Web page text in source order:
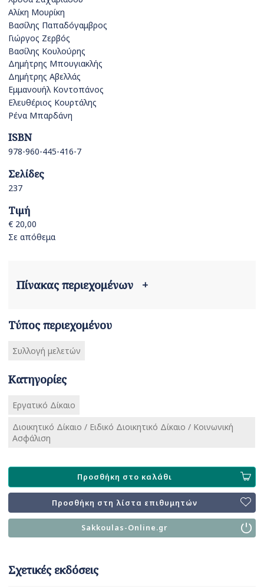
Αλίκη Μουρίκη
Βασίλης Παπαδόγαμβρος
Γιώργος Ζερβός
Βασίλης Κουλούρης
Δημήτρης Μπουγιακλής
Δημήτρης Αβελλάς
Εμμανουήλ Κοντοπάνος
Ελευθέριος Κουρτάλης
Ρένα Μπαρδάνη
ISBN
978-960-445-416-7
Σελίδες
237
Τιμή
€ 20,00
Σε απόθεμα
Πίνακας περιεχομένων +
Τύπος περιεχομένου
Συλλογή μελετών
Κατηγορίες
Εργατικό Δίκαιο
Διοικητικό Δίκαιο / Ειδικό Διοικητικό Δίκαιο / Κοινωνική
Ασφάλιση
Προσθήκη στο καλάθι
Προσθήκη στη λίστα επιθυμητών
Sakkoulas-Online.gr
Σχετικές εκδόσεις